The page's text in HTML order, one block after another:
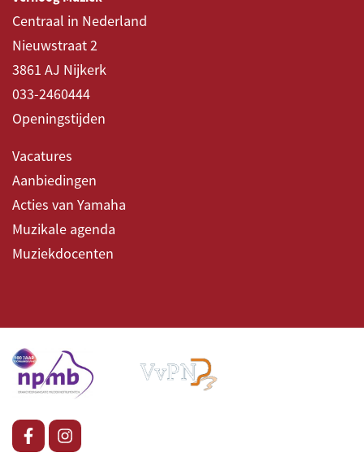
Centraal in Nederland
Nieuwstraat 2
3861 AJ Nijkerk
033-2460444
Openingstijden
Vacatures
Aanbiedingen
Acties van Yamaha
Muzikale agenda
Muziekdocenten